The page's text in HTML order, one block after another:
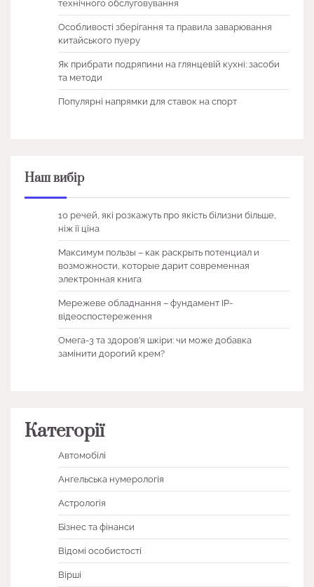
технічного обслуговування
Особливості зберігання та правила заварювання
китайського пуеру
Як прибрати подряпини на глянцевій кухні: засоби
та методи
Популярні напрямки для ставок на спорт
Наш вибір
10 речей, які розкажуть про якість білизни більше,
ніж її ціна
Максимум пользы – как раскрыть потенциал и
возможности, которые дарит современная
электронная книга
Мережеве обладнання – фундамент IP-
відеоспостереження
Омега-3 та здоров’я шкіри: чи може добавка
замінити дорогий крем?
Категорії
Автомобілі
Ангельська нумерологія
Астрологія
Бізнес та фінанси
Відомі особистості
Вірші